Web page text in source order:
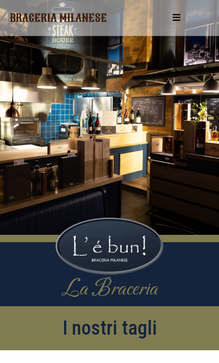
BRACERIA MILANESE
La Braceria
I nostri tagli